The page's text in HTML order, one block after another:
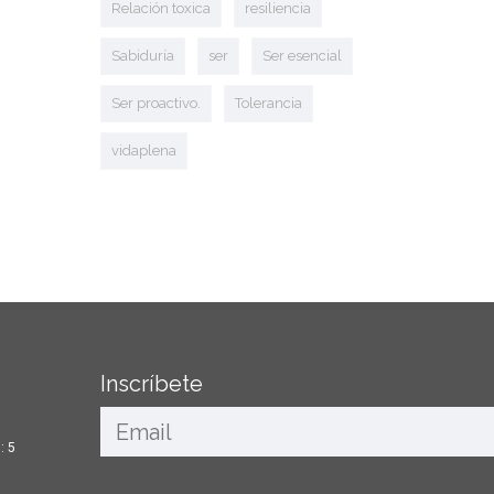
Relación toxica resiliencia
Sabiduría ser Ser esencial
Ser proactivo. Tolerancia
vidaplena
5
Inscríbete